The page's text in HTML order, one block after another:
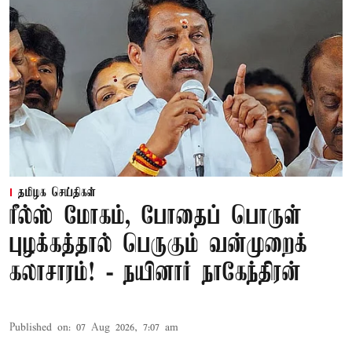
தமிழக செய்திகள்
ரீல்ஸ் மோகம், போதைப் பொருள்
புழக்கத்தால் பெருகும் வன்முறைக்
கலாசாரம்! - நயினார் நாகேந்திரன்
Published on: 07 Aug 2026, 7:07 am